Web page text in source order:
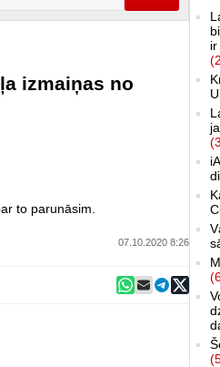
izmaiņas no
to parunāsim.
07.10.2020 8:26